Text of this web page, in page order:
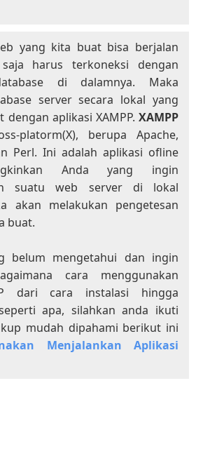
yang kita buat bisa berjalan
harus terkoneksi dengan
di dalamnya. Maka
server secara lokal yang
aplikasi XAMPP. XAMPP
platorm(X), berupa Apache,
Perl. Ini adalah aplikasi ofline
Anda yang ingin
suatu web server di lokal
akan melakukan pengetesan
buat.
belum mengetahui dan ingin
cara menggunakan
dari cara instalasi hingga
apa, silahkan anda ikuti
mudah dipahami berikut ini
Menjalankan Aplikasi